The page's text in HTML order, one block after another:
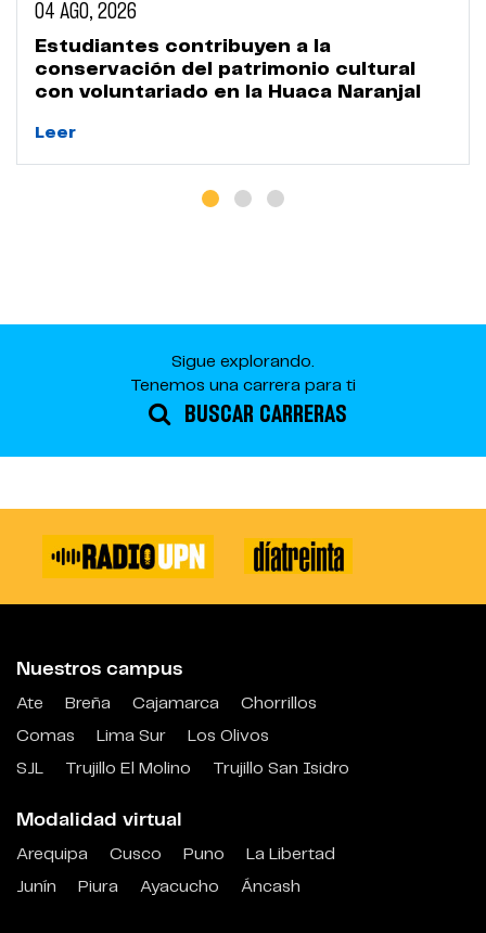
04 AGO, 2026
Estudiantes contribuyen a la
conservación del patrimonio cultural
con voluntariado en la Huaca Naranjal
Leer
Sigue explorando.
Tenemos una carrera para ti
BUSCAR CARRERAS
Nuestros campus
Ate Breña Cajamarca
Chorrillos
Comas
Lima Sur
Los Olivos
SJL
Trujillo El Molino Trujillo San Isidro
Modalidad virtual
Arequipa Cusco Puno
La Libertad
Junín
Piura Ayacucho Áncash